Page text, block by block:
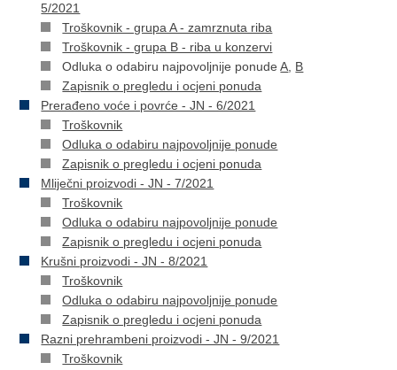
5/2021
Troškovnik - grupa A - zamrznuta riba
Troškovnik - grupa B - riba u konzervi
Odluka o odabiru najpovoljnije ponudeA B
Zapisnik o pregledu i ocjeni ponuda
Prerađeno voće i povrće - JN - 6/2021
Troškovnik
Odluka o odabiru najpovoljnije ponude
Zapisnik o pregledu i ocjeni ponuda
Mliječni proizvodi - JN - 7/2021
Troškovnik
Odluka o odabiru najpovoljnije ponude
Zapisnik o pregledu i ocjeni ponuda
Krušni proizvodi - JN - 8/2021
Troškovnik
Odluka o odabiru najpovoljnije ponude
Zapisnik o pregledu i ocjeni ponuda
Razni prehrambeni proizvodi - JN - 9/2021
Troškovnik